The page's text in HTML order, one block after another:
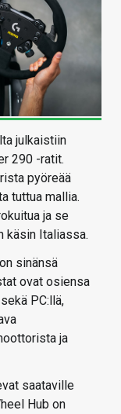
julkaistiin
290 -ratit.
pyöreää
tuttua mallia.
ja se
käsin Italiassa.
sinänsä
ovat osiensa
PC:llä,
ja
saataville
Hub on